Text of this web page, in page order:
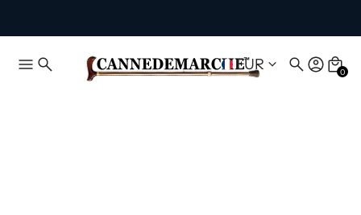
EUR 0